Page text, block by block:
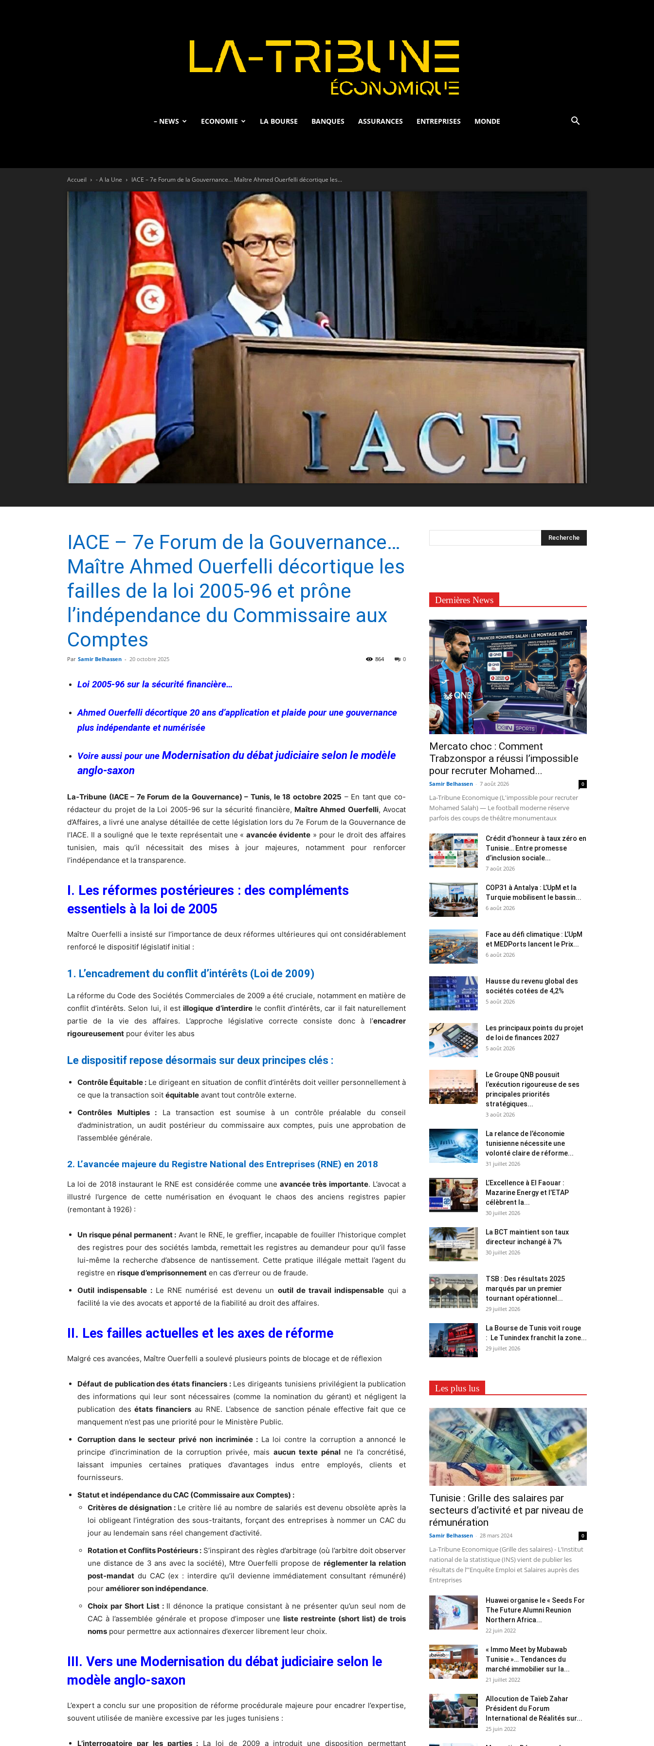
– NEWS ECONOMIE LA BOURSE BANQUES ASSURANCES ENTREPRISES MONDE
Accueil - A la Une IACE – 7e Forum de la Gouvernance… Maître Ahmed Ouerfelli décortique les...
IACE – 7e Forum de la Gouvernance…
Maître Ahmed Ouerfelli décortique les
failles de la loi 2005-96 et prône
l’indépendance du Commissaire aux
Comptes
Par Samir Belhassen - 20 octobre 2025 0
864
Loi 2005-96 sur la sécurité financière…
Ahmed Ouerfelli décortique 20 ans d’application et plaide pour une gouvernance
plus indépendante et numérisée
Voire aussi pour une Modernisation du débat judiciaire selon le modèle
anglo-saxon
La-Tribune (IACE – 7e Forum de la Gouvernance) – Tunis, le 18 octobre 2025 – En tant que co-
rédacteur du projet de la Loi 2005-96 sur la sécurité financière, Maître Ahmed Ouerfelli, Avocat
d’Affaires, a livré une analyse détaillée de cette législation lors du 7e Forum de la Gouvernance de
l’IACE. Il a souligné que le texte représentait une «avancée évidente » pour le droit des affaires
tunisien, mais qu’il nécessitait des mises à jour majeures, notamment pour renforcer
l’indépendance et la transparence.
I. Les réformes postérieures : des compléments
essentiels à la loi de 2005
Maître Ouerfelli a insisté sur l’importance de deux réformes ultérieures qui ont considérablement
renforcé le dispositif législatif initial :
1. L’encadrement du conflit d’intérêts (Loi de 2009)
La réforme du Code des Sociétés Commerciales de 2009 a été cruciale, notamment en matière de
conflit d’intérêts. Selon lui, il estillogique d’interdirele conflit d’intérêts, car il fait naturellement
partie de la vie des affaires. L’approche législative correcte consiste donc à l’encadrer
rigoureusement pour éviter les abus
Le dispositif repose désormais sur deux principes clés :
Contrôle Équitable : Le dirigeant en situation de conflit d’intérêts doit veiller personnellement à
ce que la transaction soit équitable avant tout contrôle externe.
Contrôles Multiples : La transaction est soumise à un contrôle préalable du conseil
d’administration, un audit postérieur du commissaire aux comptes, puis une approbation de
l’assemblée générale.
2. L’avancée majeure du Registre National des Entreprises (RNE) en 2018
La loi de 2018 instaurant le RNE est considérée comme uneavancée très importante. L’avocat a
illustré l’urgence de cette numérisation en évoquant le chaos des anciens registres papier
(remontant à 1926) :
Un risque pénal permanent : Avant le RNE, le greffier, incapable de fouiller l’historique complet
des registres pour des sociétés lambda, remettait les registres au demandeur pour qu’il fasse
lui-même la recherche d’absence de nantissement. Cette pratique illégale mettait l’agent du
registre en risque d’emprisonnement en cas d’erreur ou de fraude.
Outil indispensable :Le RNE numérisé est devenu un outil de travail indispensable qui a
facilité la vie des avocats et apporté de la fiabilité au droit des affaires.
II. Les failles actuelles et les axes de réforme
Malgré ces avancées, Maître Ouerfelli a soulevé plusieurs points de blocage et de réflexion
Défaut de publication des états financiers :Les dirigeants tunisiens privilégient la publication
des informations qui leur sont nécessaires (comme la nomination du gérant) et négligent la
publication desétats financiers au RNE. L’absence de sanction pénale effective fait que ce
manquement n’est pas une priorité pour le Ministère Public.
Corruption dans le secteur privé non incriminée :La loi contre la corruption a annoncé le
principe d’incrimination de la corruption privée, mais aucun texte pénalne l’a concrétisé,
laissant impunies certaines pratiques d’avantages indus entre employés, clients et
fournisseurs.
Statut et indépendance du CAC (Commissaire aux Comptes) :
Critères de désignation :Le critère lié au nombre de salariés est devenu obsolète après la
loi obligeant l’intégration des sous-traitants, forçant des entreprises à nommer un CAC du
jour au lendemain sans réel changement d’activité.
Rotation et Conflits Postérieurs : S’inspirant des règles d’arbitrage (où l’arbitre doit observer
une distance de 3 ans avec la société), Mtre Ouerfelli propose de réglementer la relation
post-mandat du CAC (ex : interdire qu’il devienne immédiatement consultant rémunéré)
pour améliorer son indépendance.
Choix par Short List :Il dénonce la pratique consistant à ne présenter qu’un seul nom de
CAC à l’assemblée générale et propose d’imposer uneliste restreinte (short list) de trois
noms pour permettre aux actionnaires d’exercer librement leur choix.
III. Vers une Modernisation du débat judiciaire selon le
modèle anglo-saxon
L’expert a conclu sur une proposition de réforme procédurale majeure pour encadrer l’expertise,
souvent utilisée de manière excessive par les juges tunisiens :
L’interrogatoire par les parties : La loi de 2009 a introduit une disposition permettant
Dernières News
Mercato choc : Comment
Trabzonspor a réussi l’impossible
pour recruter Mohamed...
Samir Belhassen - 7 août 2026 0
La-Tribune Economique (L'impossible pour recruter
Mohamed Salah) — Le football moderne réserve
parfois des coups de théâtre monumentaux
Crédit d’honneur à taux zéro en
Tunisie… Entre promesse
d’inclusion sociale...
7 août 2026
COP31 à Antalya : L’UpM et la
Turquie mobilisent le bassin...
6 août 2026
Face au défi climatique : L’UpM
et MEDPorts lancent le Prix...
6 août 2026
Hausse du revenu global des
sociétés cotées de 4,2%
5 août 2026
Les principaux points du projet
de loi de finances 2027
5 août 2026
Le Groupe QNB pousuit
l’exécution rigoureuse de ses
principales priorités
stratégiques...
3 août 2026
La relance de l’économie
tunisienne nécessite une
volonté claire de réforme...
31 juillet 2026
L’Excellence à El Faouar :
Mazarine Energy et l’ETAP
célèbrent la...
30 juillet 2026
La BCT maintient son taux
directeur inchangé à 7%
30 juillet 2026
TSB : Des résultats 2025
marqués par un premier
tournant opérationnel...
29 juillet 2026
La Bourse de Tunis voit rouge
: Le Tunindex franchit la zone...
29 juillet 2026
Les plus lus
Tunisie : Grille des salaires par
secteurs d’activité et par niveau de
rémunération
Samir Belhassen - 28 mars 2024 0
La-Tribune Economique (Grille des salaires) - L’Institut
national de la statistique (INS) vient de publier les
résultats de l’"Enquête Emploi et Salaires auprès des
Entreprises
Huawei organise le « Seeds For
The Future Alumni Reunion
Northern Africa...
22 juin 2022
« Immo Meet by Mubawab
Tunisie »… Tendances du
marché immobilier sur la...
21 juillet 2022
Allocution de Taïeb Zahar
Président du Forum
International de Réalités sur...
25 juin 2022